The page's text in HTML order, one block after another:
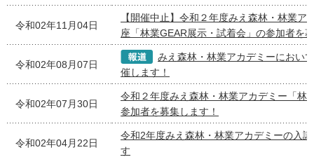
令和02年11月04日
【開催中止】令和２年度みえ森林・林業ア
座「林業GEAR展示・試着会」の参加者を
令和02年08月07日
みえ森林・林業アカデミーにおい
催します！
令和02年07月30日
令和２年度みえ森林・林業アカデミー「林
参加者を募集します！
令和02年04月22日
令和2年度みえ森林・林業アカデミーの入
す